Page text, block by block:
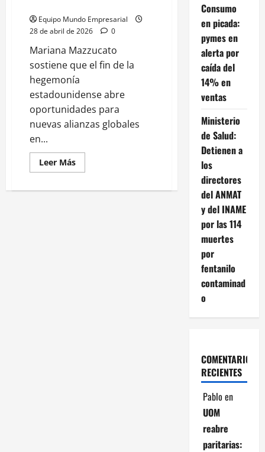
Equipo Mundo Empresarial
28 de abril de 2026
0
Mariana Mazzucato
sostiene que el fin de la
hegemonía
estadounidense abre
oportunidades para
nuevas alianzas globales
en...
Leer MásLeer
más
Mariana
Consumo
en picada:
pymes en
alerta por
caída del
14% en
ventas
Ministerio
de Salud:
Detienen a
los
directores
del ANMAT
y del INAME
por las 114
muertes
por
fentanilo
contaminad
o
COMENTARIOS
RECIENTES
Pablo en
UOM
reabre
paritarias: